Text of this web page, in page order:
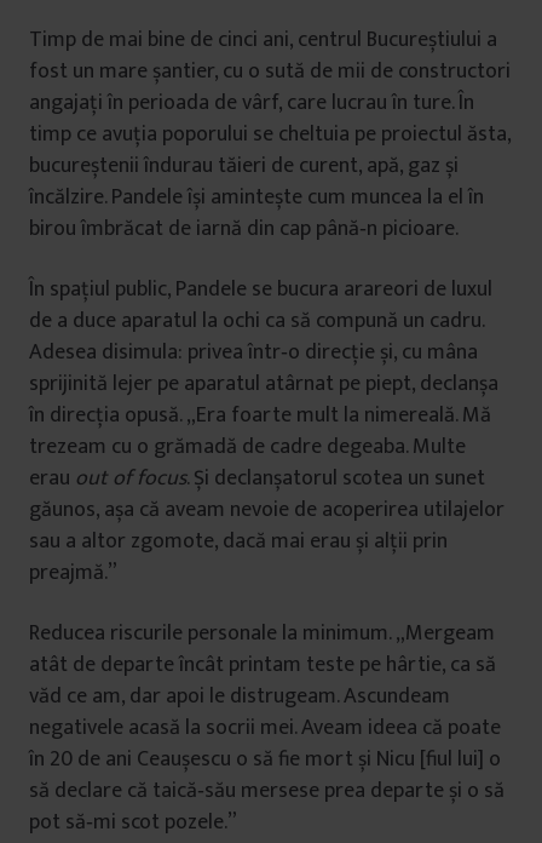
Timp de mai bine de cinci ani, centrul Bucureștiului a
fost un mare șantier, cu o sută de mii de constructori
angajaţi în perioada de vârf, care lucrau în ture. În
timp ce avuţia poporului se cheltuia pe proiectul ăsta,
bucureștenii îndurau tăieri de curent, apă, gaz și
încălzire. Pandele își amintește cum muncea la el în
birou îmbrăcat de iarnă din cap până‑n picioare.
În spaţiul public, Pandele se bucura arareori de luxul
de a duce aparatul la ochi ca să compună un cadru.
Adesea disimula: privea într‑o direcţie și, cu mâna
sprijinită lejer pe aparatul atârnat pe piept, declanșa
în direcţia opusă. „Era foarte mult la nimereală. Mă
trezeam cu o grămadă de cadre degeaba. Multe
erau out of focus. Și declanșatorul scotea un sunet
găunos, așa că aveam nevoie de acoperirea utilajelor
sau a altor zgomote, dacă mai erau și alţii prin
preajmă.”
Reducea riscurile personale la minimum. „Mergeam
atât de departe încât printam teste pe hârtie, ca să
văd ce am, dar apoi le distrugeam. Ascundeam
negativele acasă la socrii mei. Aveam ideea că poate
în 20 de ani Ceaușescu o să fie mort și Nicu [fiul lui] o
să declare că taică‑său mersese prea departe și o să
pot să‑mi scot pozele.”